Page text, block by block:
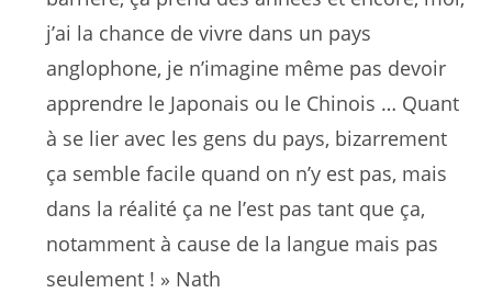
j’ai la chance de vivre dans un pays
anglophone, je n’imagine même pas devoir
apprendre le Japonais ou le Chinois … Quant
à se lier avec les gens du pays, bizarrement
ça semble facile quand on n’y est pas, mais
dans la réalité ça ne l’est pas tant que ça,
notamment à cause de la langue mais pas
seulement ! » Nath